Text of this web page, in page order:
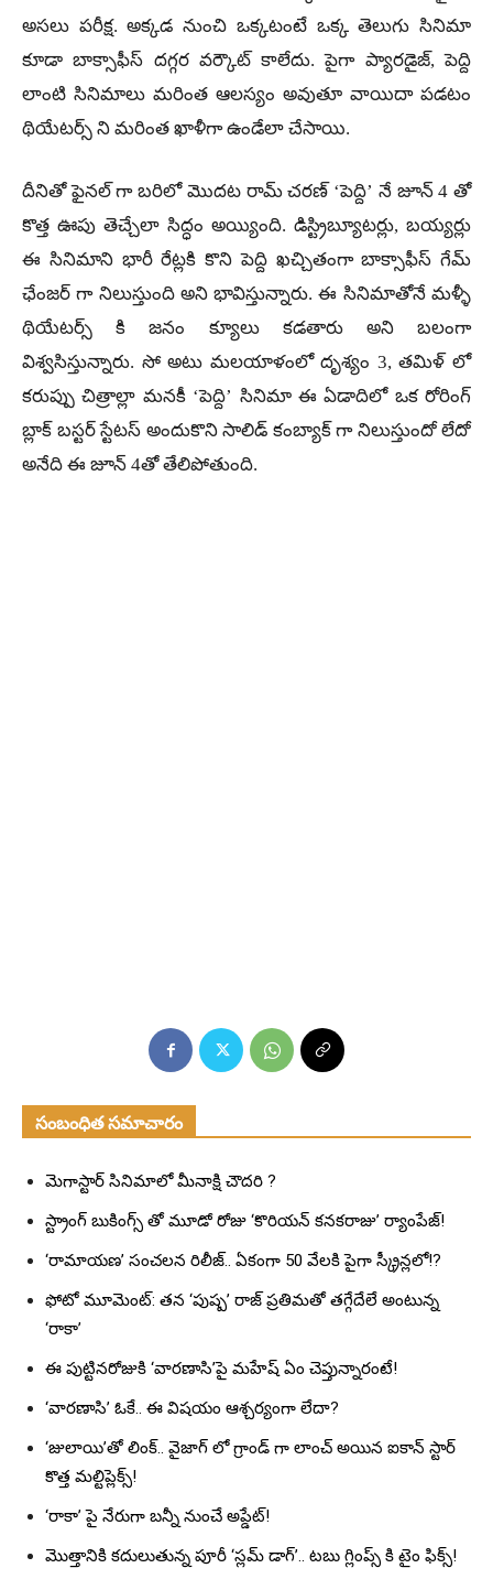
అసలు పరీక్ష. అక్కడ నుంచి ఒక్కటంటే ఒక్క తెలుగు సినిమా
కూడా బాక్సాఫీస్ దగ్గర వర్కౌట్ కాలేదు. పైగా ప్యారడైజ్, పెద్ది
లాంటి సినిమాలు మరింత ఆలస్యం అవుతూ వాయిదా పడటం
థియేటర్స్ ని మరింత ఖాళీగా ఉండేలా చేసాయి.
దీనితో ఫైనల్ గా బరిలో మొదట రామ్ చరణ్ ‘పెద్ది’ నే జూన్ 4 తో
కొత్త ఊపు తెచ్చేలా సిద్ధం అయ్యింది. డిస్ట్రిబ్యూటర్లు, బయ్యర్లు
ఈ సినిమాని భారీ రేట్లకి కొని పెద్ది ఖచ్చితంగా బాక్సాఫీస్ గేమ్
ఛేంజర్ గా నిలుస్తుంది అని భావిస్తున్నారు. ఈ సినిమాతోనే మళ్ళీ
థియేటర్స్ కి జనం క్యూలు కడతారు అని బలంగా
విశ్వసిస్తున్నారు. సో అటు మలయాళంలో దృశ్యం 3, తమిళ్ లో
కరుప్పు చిత్రాల్లా మనకీ ‘పెద్ది’ సినిమా ఈ ఏడాదిలో ఒక రోరింగ్
బ్లాక్ బస్టర్ స్టేటస్ అందుకొని సాలిడ్ కంబ్యాక్ గా నిలుస్తుందో లేదో
అనేది ఈ జూన్ 4తో తేలిపోతుంది.
సంబంధిత సమాచారం
మెగాస్టార్ సినిమాలో మీనాక్షి చౌదరి ?
స్ట్రాంగ్ బుకింగ్స్ తో మూడో రోజు ‘కొరియన్ కనకరాజు’ ర్యాంపేజ్!
‘రామాయణ’ సంచలన రిలీజ్.. ఏకంగా 50 వేలకి పైగా స్క్రీన్లలో!?
ఫోటో మూమెంట్: తన ‘పుష్ప’ రాజ్ ప్రతిమతో తగ్గేదేలే అంటున్న
‘రాకా’
ఈ పుట్టినరోజుకి ‘వారణాసి’పై మహేష్ ఏం చెప్తున్నారంటే!
‘వారణాసి’ ఓకే.. ఈ విషయం ఆశ్చర్యంగా లేదా?
‘జులాయి’తో లింక్.. వైజాగ్ లో గ్రాండ్ గా లాంచ్ అయిన ఐకాన్ స్టార్
కొత్త మల్టిప్లెక్స్!
‘రాకా’ పై నేరుగా బన్నీ నుంచే అప్డేట్!
మొత్తానికి కదులుతున్న పూరీ ‘స్లమ్ డాగ్’.. టబు గ్లింప్స్ కి టైం ఫిక్స్!